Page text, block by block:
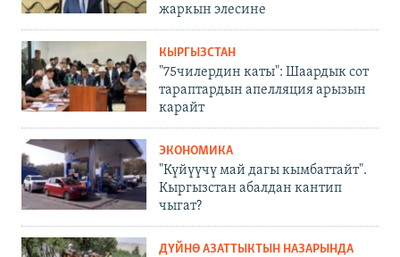
жаркын элесине
КЫРГЫЗСТАН
"75чилердин каты": Шаардык сот
тараптардын апелляция арызын
карайт
ЭКОНОМИКА
"Күйүүчү май дагы кымбаттайт".
Кыргызстан абалдан кантип
чыгат?
ДҮЙНӨ АЗАТТЫКТЫН НАЗАРЫНДА